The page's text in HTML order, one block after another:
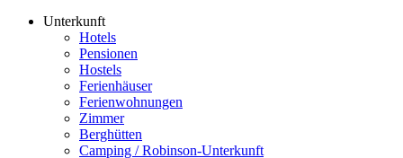
Unterkunft
Hotels
Pensionen
Hostels
Ferienhäuser
Ferienwohnungen
Zimmer
Berghütten
Camping / Robinson-Unterkunft